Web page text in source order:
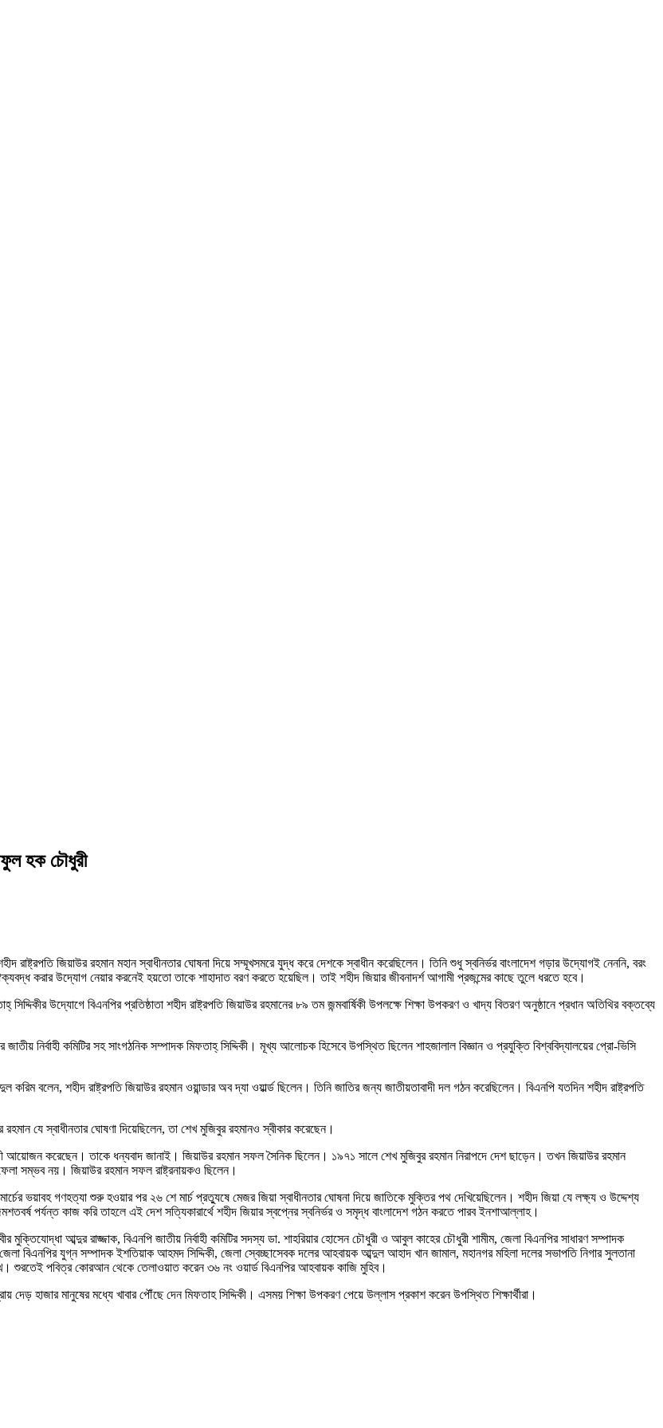
হক চৌধুরী
রাষ্ট্রপতি জিয়াউর রহমান মহান স্বাধীনতার ঘোষনা দিয়ে সম্মূখসমরে যুদ্ধ করে দেশকে স্বাধীন করেছিলেন। তিনি শুধু স্বনির্ভর বাংলাদেশ গড়ার উদ্যোগই নেননি, বরং
করার উদ্যোগ নেয়ার করনেই হয়তো তাকে শাহাদাত বরণ করতে হয়েছিল। তাই শহীদ জিয়ার জীবনাদর্শ আগামী প্রজন্মের কাছে তুলে ধরতে হবে।
সিদ্দিকীর উদ্যোগে বিএনপির প্রতিষ্ঠাতা শহীদ রাষ্ট্রপতি জিয়াউর রহমানের ৮৯ তম জন্মবার্ষিকী উপলক্ষে শিক্ষা উপকরণ ও খাদ্য বিতরণ অনুষ্ঠানে প্রধান অতিথির বক্তব্যে
নির্বাহী কমিটির সহ সাংগঠনিক সম্পাদক মিফতাহ্ সিদ্দিকী। মূখ্য আলোচক হিসেবে উপস্থিত ছিলেন শাহজালাল বিজ্ঞান ও প্রযুক্তি বিশ্ববিদ্যালয়ের প্রো-ভিসি
বলেন, শহীদ রাষ্ট্রপতি জিয়াউর রহমান ওয়ান্ডার অব দ্যা ওয়ার্ল্ড ছিলেন। তিনি জাতির জন্য জাতীয়তাবাদী দল গঠন করেছিলেন। বিএনপি যতদিন শহীদ রাষ্ট্রপতি
যে স্বাধীনতার ঘোষণা দিয়েছিলেন, তা শেখ মুজিবুর রহমানও স্বীকার করেছেন।
আয়োজন করেছেন। তাকে ধন্যবাদ জানাই। জিয়াউর রহমান সফল সৈনিক ছিলেন। ১৯৭১ সালে শেখ মুজিবুর রহমান নিরাপদে দেশ ছাড়েন। তখন জিয়াউর রহমান
সম্ভব নয়। জিয়াউর রহমান সফল রাষ্ট্রনায়কও ছিলেন।
ভয়াবহ গণহত্যা শুরু হওয়ার পর ২৬ শে মার্চ প্রত্যুষে মেজর জিয়া স্বাধীনতার ঘোষনা দিয়ে জাতিকে মুক্তির পথ দেখিয়েছিলেন। শহীদ জিয়া যে লক্ষ্য ও উদ্দেশ্য
পর্যন্ত কাজ করি তাহলে এই দেশ সত্যিকারার্থে শহীদ জিয়ার স্বপ্নের স্বনির্ভর ও সমৃদ্ধ বাংলাদেশ গঠন করতে পারব ইনশাআল্লাহ।
মুক্তিযোদ্ধা আব্দুর রাজ্জাক, বিএনপি জাতীয় নির্বাহী কমিটির সদস্য ডা. শাহরিয়ার হোসেন চৌধুরী ও আবুল কাহের চৌধুরী শামীম, জেলা বিএনপির সাধারণ সম্পাদক
বিএনপির যুগ্ন সম্পাদক ইশতিয়াক আহমদ সিদ্দিকী, জেলা স্বেচ্ছাসেবক দলের আহবায়ক আব্দুল আহাদ খান জামাল, মহানগর মহিলা দলের সভাপতি নিগার সুলতানা
শুরতেই পবিত্র কোরআন থেকে তেলাওয়াত করেন ৩৬ নং ওয়ার্ড বিএনপির আহবায়ক কাজি মুহিব।
দেড় হাজার মানুষের মধ্যে খাবার পৌঁছে দেন মিফতাহ সিদ্দিকী। এসময় শিক্ষা উপকরণ পেয়ে উল্লাস প্রকাশ করেন উপস্থিত শিক্ষার্থীরা।